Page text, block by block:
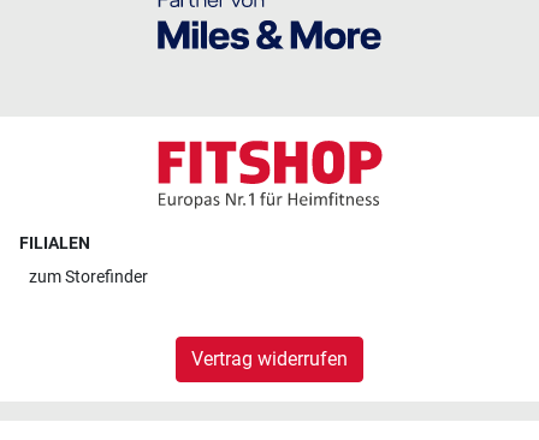
FILIALEN
zumStorefinder
Vertrag widerrufen